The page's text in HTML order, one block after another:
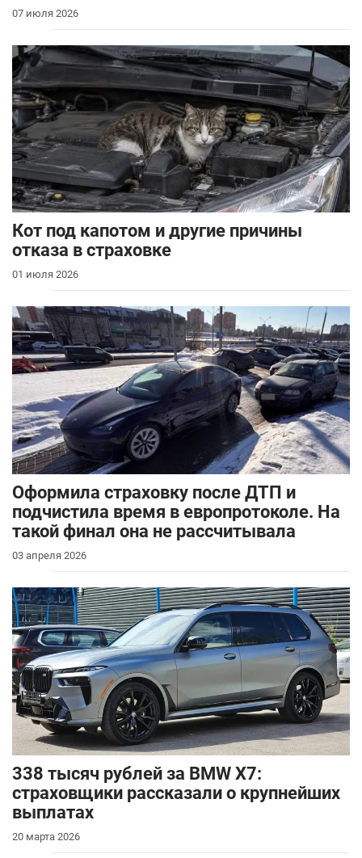
07 июля 2026
Кот под капотом и другие причины
отказа в страховке
01 июля 2026
Оформила страховку после ДТП и
подчистила время в европротоколе. На
такой финал она не рассчитывала
03 апреля 2026
338 тысяч рублей за BMW X7:
страховщики рассказали о крупнейших
выплатах
20 марта 2026